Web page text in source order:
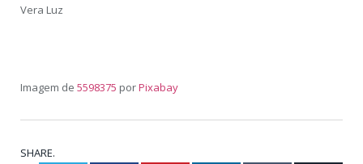
Vera Luz
Imagem de 5598375 porPixabay
SHARE.